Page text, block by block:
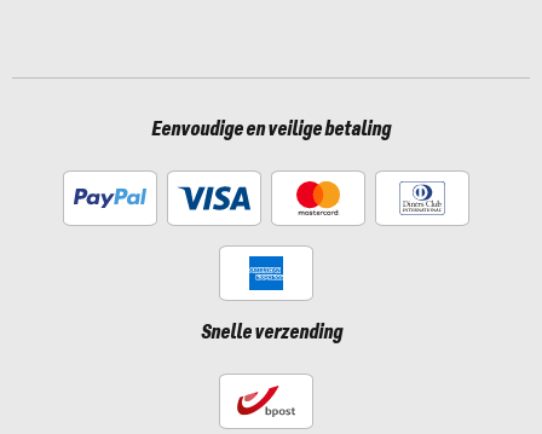
Eenvoudige en veilige betaling
Snelle verzending